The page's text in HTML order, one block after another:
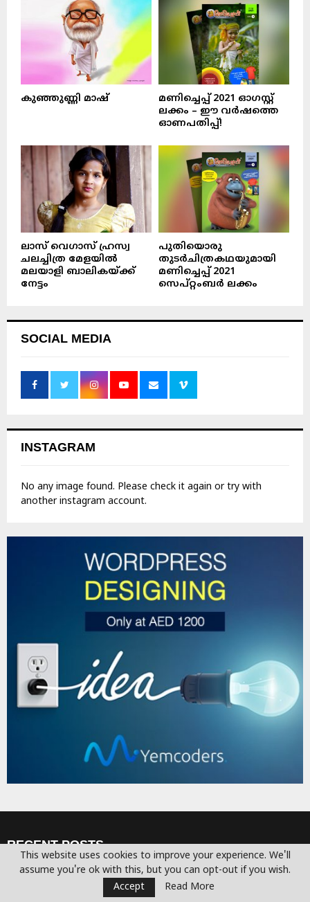
കുഞ്ഞുണ്ണി മാഷ്‌
മണിച്ചെപ്പ് 2021 ഓഗസ്റ്റ്
ലക്കം – ഈ വർഷത്തെ
ഓണപതിപ്പ്!
ലാസ് വെഗാസ് ഹ്രസ്വ
ചലച്ചിത്ര മേളയിൽ
മലയാളി ബാലികയ്ക്ക്
നേട്ടം
പുതിയൊരു
തുടർചിത്രകഥയുമായി
മണിച്ചെപ്പ് 2021
സെപ്റ്റംബർ ലക്കം
SOCIAL MEDIA
INSTAGRAM
No any image found. Please check it again or try with
another instagram account.
RECENT POSTS
Football: The Beautiful Game That
Conquered the World!
This website uses cookies to improve your experience. We'll
assume you're ok with this, but you can opt-out if you wish.
Accept
Read More